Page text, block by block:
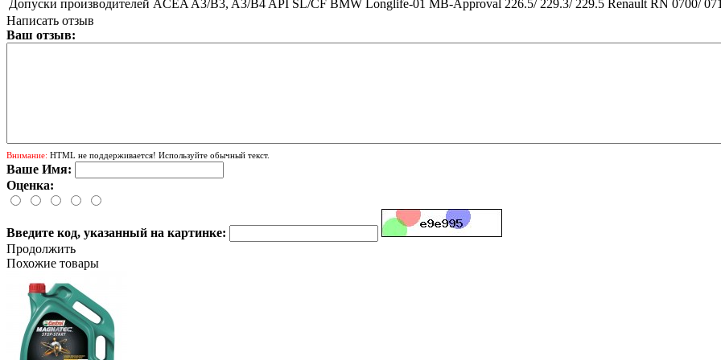
Допуски производителей ACEA A3/B3, A3/B4 API SL/CF BMW Longlife-01 MB-Approval 226.5/ 229.3/ 229.5 Renault RN 0700/
Написать отзыв
Ваш отзыв:
Внимание: HTML не поддерживается! Используйте обычный текст.
Ваше Имя:
Оценка:
Введите код, указанный на картинке:
Продолжить
Похожие товары